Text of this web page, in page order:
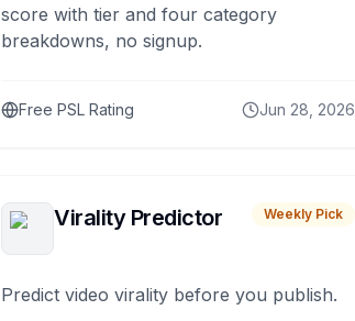
score with tier and four category
breakdowns, no signup.
Free PSL Rating Jun 28, 2026
Virality Predictor Weekly Pick
Predict video virality before you publish.